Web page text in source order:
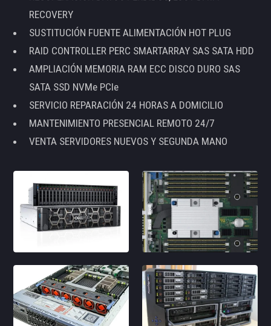
RECOVERY
SUSTITUCIÓN FUENTE ALIMENTACIÓN HOT PLUG
RAID CONTROLLER PERC SMARTARRAY SAS SATA HDD
AMPLIACIÓN MEMORIA RAM ECC DISCO DURO SAS
SATA SSD NVMe PCIe
SERVICIO REPARACIÓN 24 HORAS A DOMICILIO
MANTENIMIENTO PRESENCIAL REMOTO 24/7
VENTA SERVIDORES NUEVOS Y SEGUNDA MANO